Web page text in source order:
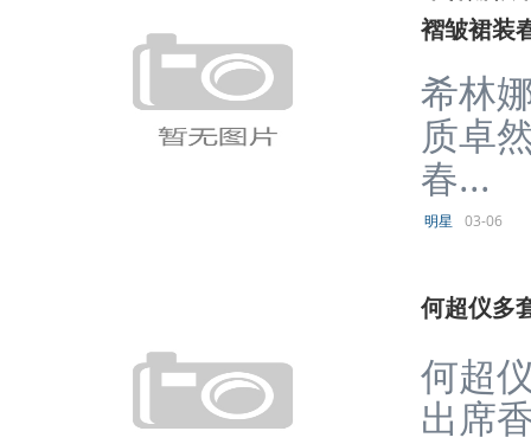
褶皱裙装
希林
质卓
春...
明星 03-06
何超仪多
何超
出席